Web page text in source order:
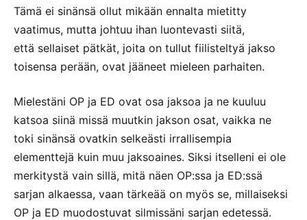
Tämä ei sinänsä ollut mikään ennalta mietitty
vaatimus, mutta johtuu ihan luontevasti siitä,
että sellaiset pätkät, joita on tullut fiilisteltyä jakso
toisensa perään, ovat jääneet mieleen parhaiten.
Mielestäni OP ja ED ovat osa jaksoa ja ne kuuluu
katsoa siinä missä muutkin jakson osat, vaikka ne
toki sinänsä ovatkin selkeästi irrallisempia
elementtejä kuin muu jaksoaines. Siksi itselleni ei ole
merkitystä vain sillä, mitä näen OP:ssa ja ED:ssä
sarjan alkaessa, vaan tärkeää on myös se, millaiseksi
OP ja ED muodostuvat silmissäni sarjan edetessä.